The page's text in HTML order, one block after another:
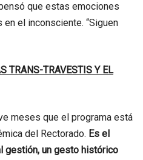
que estas emociones
el inconsciente. “Siguen
TRANS-TRAVESTIS Y EL
meses que el programa está
del Rectorado. Es el
gestión, un gesto histórico